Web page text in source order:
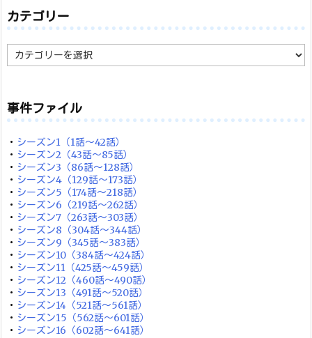
カテゴリー
カ
テ
ー
事件ファイル
・ シーズン1（1話～42話）
・ シーズン2（43話～85話）
・ シーズン3（86話～128話）
・ シーズン4（129話～173話）
・ シーズン5（174話～218話）
・ シーズン6（219話～262話）
・ シーズン7（263話～303話）
・ シーズン8（304話～344話）
・ シーズン9（345話～383話）
・ シーズン10（384話～424話）
・ シーズン11（425話～459話）
・ シーズン12（460話～490話）
・ シーズン13（491話～520話）
・ シーズン14（521話～561話）
・ シーズン15（562話～601話）
・ シーズン16（602話～641話）